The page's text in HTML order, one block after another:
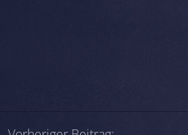
Beitrags-Navigation